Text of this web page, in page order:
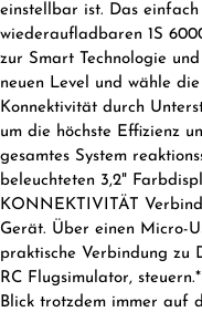
einstellbar ist. Das
wiederaufladbaren 1S
zur Smart Technologie
neuen Level und wähle
Konnektivität durch
um die höchste Effizienz
gesamtes System
beleuchteten 3,2"
KONNEKTIVITÄT
Gerät. Über einen Micro-
praktische Verbindung zu
RC Flugsimulator,
Blick trotzdem immer auf